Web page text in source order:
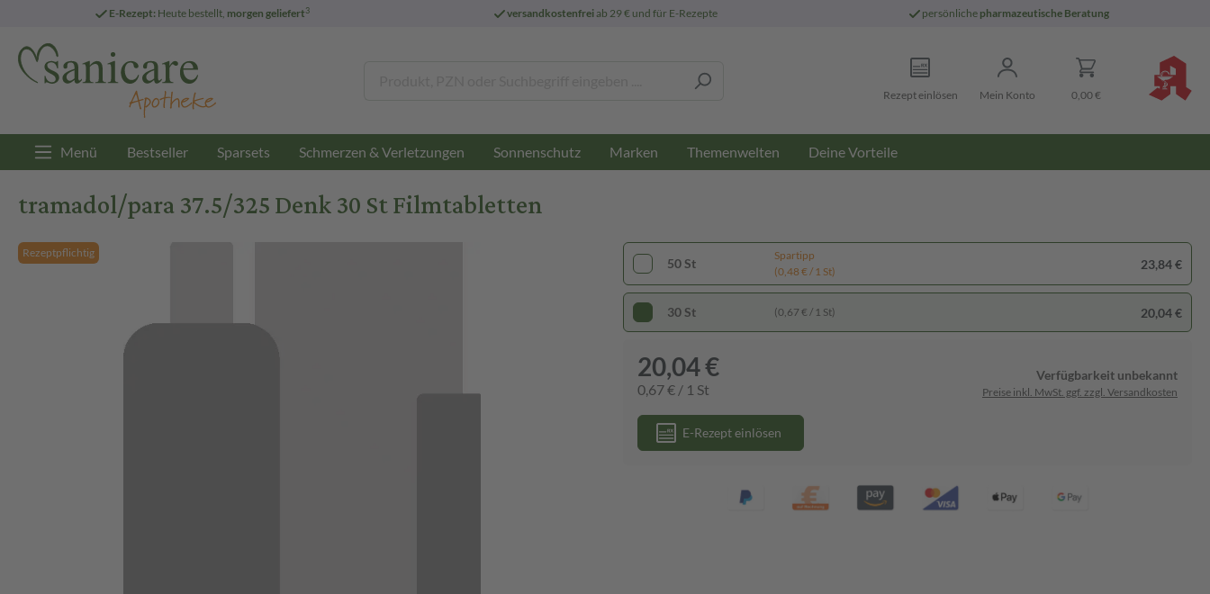
E-Rezept: Heute bestellt, morgen geliefert3 versandkostenfreiab 29 € und für E-Rezepte persönliche pharmazeutische Beratung
Rezept einlösen Mein Konto 0,00 €
Menü Bestseller Sparsets Schmerzen & Verletzungen Sonnenschutz Marken Themenwelten Deine Vorteile
tramadol/para 37.5/325 Denk 30 St Filmtabletten
Rezeptpflichtig
50 St
Spartipp
(0,48 € / 1 St)
23,84 €
30 St (0,67 € / 1 St) 20,04 €
20,04 €
0,67 € / 1 St
Verfügbarkeit unbekannt
Preise inkl. MwSt. ggf. zzgl. Versandkosten
E-Rezept einlösen